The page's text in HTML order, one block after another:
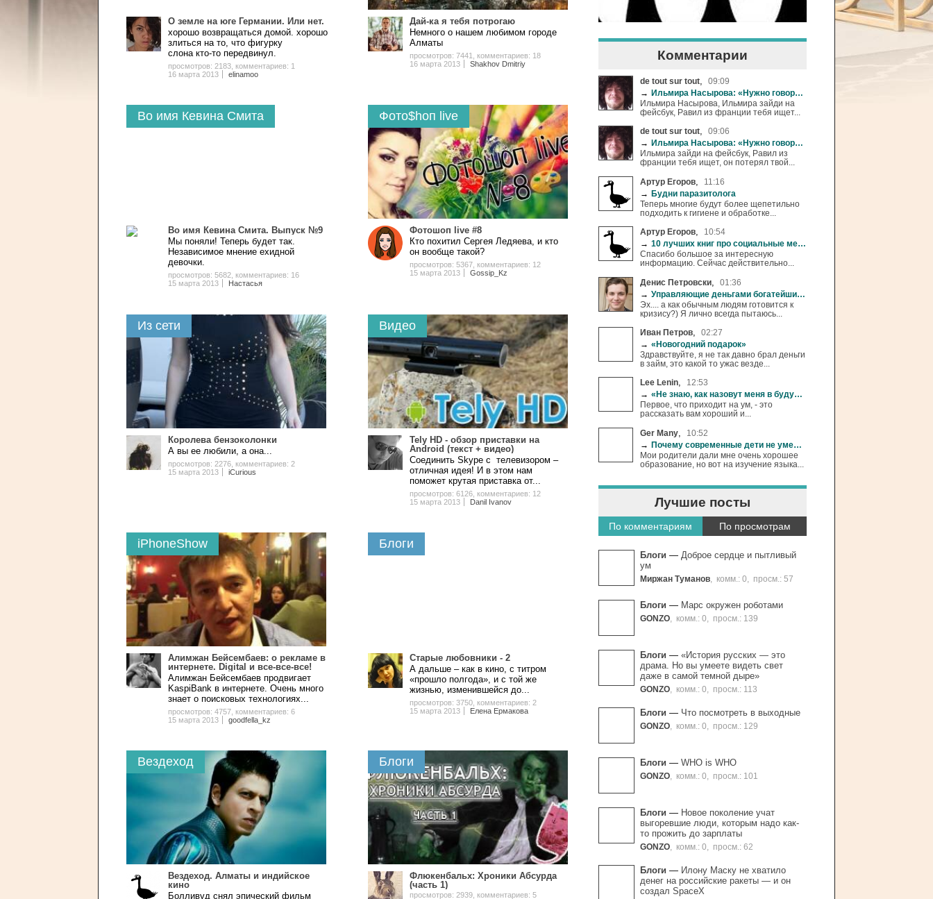
Комментарии
de tout sur tout, 09:09
→ Ильмира Насырова: «Нужно говорить детям, что жизнь в розовых очках-это иллюзии»
Ильмира Насырова, Ильмира зайди на
фейсбук, Равил из франции тебя ищет...
de tout sur tout, 09:06
→
Ильмира Насырова: «Нужно говорить детям, что жизнь в розовых очках-это иллюзии»
Ильмира зайди на фейсбук, Равил из
франции тебя ищет, он потерял твой...
Артур Егоров
11:16
→ Будни паразитолога
Теперь многие будут более щепетильно
подходить к гигиене и обработке...
Артур Егоров,
10:54
→ 10 лучших книг про социальные медиа
Спасибо большое за интересную
информацию. Сейчас действительно...
Денис Петровски
01:36
→ Управляющие деньгами богатейших людей начали готовиться к кризису
Эх.... а как обычным людям готовится к
кризису?) Я лично всегда пытаюсь...
Иван Петров, 02:27
→ «Новогодний подарок»
Здравствуйте, я не так давно брал деньги
в займ, это какой то ужас везде...
Lee Lenin,
12:53
→ «Не знаю, как назовут меня в будущем…»
Первое, что приходит на ум, - это
рассказать вам хороший и...
Ger Many
10:52
→ Почему современные дети не умеют учиться...
Мои родители дали мне очень хорошее
образование, но вот на изучение языка...
Лучшие посты
По комментариям По просмотрам
Блоги — Доброе сердце и пытливый
ум
Миржан Туманов комм.: 0 просм.: 57
Блоги — Марс окружен роботами
GONZO комм.: 0 просм.: 139
Блоги — «История русских — это
драма. Но вы умеете видеть свет
даже в самой темной дыре»
GONZO комм.: 0 просм.: 113
Блоги — Что посмотреть в выходные
GONZO комм.: 0 просм.: 129
Блоги — WHO is WHO
GONZO комм.: 0 просм.: 101
Блоги — Новое поколение учат
выгоревшие люди, которым надо как-
то прожить до зарплаты
GONZO комм.: 0 просм.: 62
Блоги — Илону Маску не хватило
денег на российские ракеты — и он
создал SpaceХ
О земле на юге Германии. Или нет.
хорошо возвращаться домой. хорошо
злиться на то, что фигурку
слона кто-то передвинул.
просмотров: 2183 комментариев: 1
16 марта 2013
elinamoo
Дай-ка я тебя потрогаю
Немного о нашем любимом городе
Алматы
просмотров: 7441
комментариев: 18
16 марта 2013
Shakhov Dmitriy
Во имя Кевина Смита
Во имя Кевина Смита. Выпуск №9
Мы поняли! Теперь будет так.
Независимое мнение ехидной
девочки.
просмотров: 5682 комментариев: 16
15 марта 2013
Настасья
Фото$hоп live
Фотошоп live #8
Кто похитил Сергея Ледяева, и кто
он вообще такой?
просмотров: 5367 комментариев: 12
15 марта 2013
Gossip_Kz
Из сети
Королева бензоколонки
А вы ее любили, а она...
просмотров: 2276 комментариев: 2
15 марта 2013
iCurious
Видео
Tely HD - обзор приставки на
Android (текст + видео)
Соединить Skype с телевизором –
отличная идея! И в этом нам
поможет крутая приставка от...
просмотров: 6126 комментариев: 12
15 марта 2013
Danil Ivanov
iPhoneShow
Алимжан Бейсембаев: о рекламе в
интернете. Digital и все-все-все!
Алимжан Бейсембаев продвигает
KaspiBank в интернете. Очень много
знает о поисковых технологиях...
просмотров: 4757 комментариев: 6
15 марта 2013
goodfella_kz
Блоги
Старые любовники - 2
А дальше – как в кино, с титром
«прошло полгода», и с той же
жизнью, изменившейся до...
просмотров: 3750 комментариев: 2
15 марта 2013
Елена Ермакова
Вездеход
Вездеход. Алматы и индийское
кино
Болливуд снял эпический фильм
Блоги
Флюкенбальх: Хроники Абсурда
(часть 1)
просмотров: 2939 комментариев: 5